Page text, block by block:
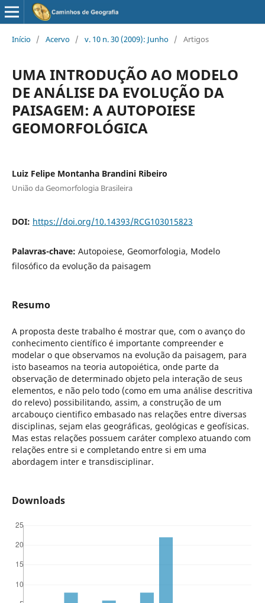
Início / Acervo / v. 10 n. 30 (2009): Junho / Artigos
UMA INTRODUÇÃO AO MODELO
DE ANÁLISE DA EVOLUÇÃO DA
PAISAGEM: A AUTOPOIESE
GEOMORFOLÓGICA
Luiz Felipe Montanha Brandini Ribeiro
União da Geomorfologia Brasileira
DOI: https://doi.org/10.14393/RCG103015823
Palavras-chave: Autopoiese, Geomorfologia, Modelo
filosófico da evolução da paisagem
Resumo
A proposta deste trabalho é mostrar que, com o avanço do
conhecimento científico é importante compreender e
modelar o que observamos na evolução da paisagem, para
isto baseamos na teoria autopoiética, onde parte da
observação de determinado objeto pela interação de seus
elementos, e não pelo todo (como em uma análise descritiva
do relevo) possibilitando, assim, a construção de um
arcabouço cientifico embasado nas relações entre diversas
disciplinas, sejam elas geográficas, geológicas e geofísicas.
Mas estas relações possuem caráter complexo atuando com
relações entre si e completando entre si em uma
abordagem inter e transdisciplinar.
Downloads